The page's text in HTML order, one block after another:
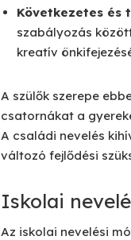
Következetes és
szabályozás
kreatív
A szülők szerepe
csatornákat a
A családi nevelés
változó fejlődési
Iskolai
Az iskolai nevelési